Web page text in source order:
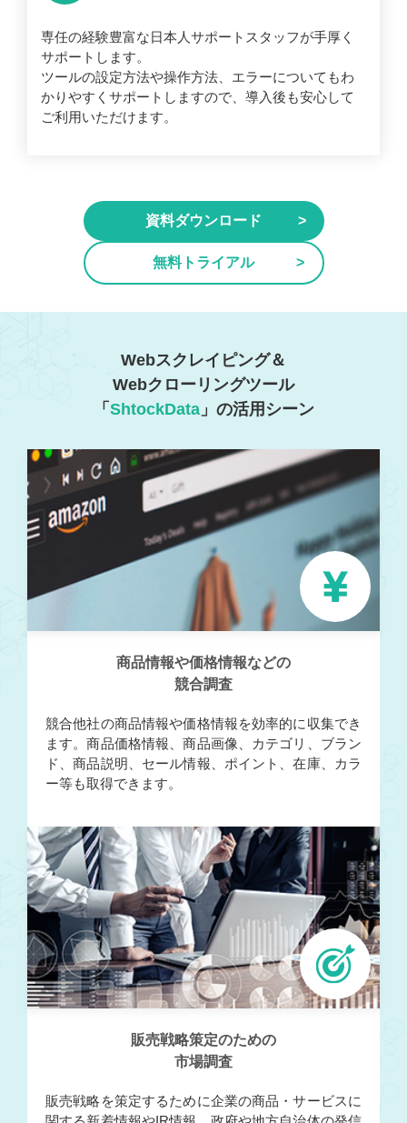
専任の経験豊富な日本人サポートスタッフが手厚く
サポートします。
ツールの設定方法や操作方法、エラーについてもわ
かりやすくサポートしますので、導入後も安心して
ご利用いただけます。
資料ダウンロード
無料トライアル
Webスクレイピング＆
Webクローリングツール
「 ShtockData」の活用シーン
商品情報や価格情報などの
競合調査
競合他社の商品情報や価格情報を効率的に収集でき
ます。商品価格情報、商品画像、カテゴリ、ブラン
ド、商品説明、セール情報、ポイント、在庫、カラ
ー等も取得できます。
販売戦略策定のための
市場調査
販売戦略を策定するために企業の商品・サービスに